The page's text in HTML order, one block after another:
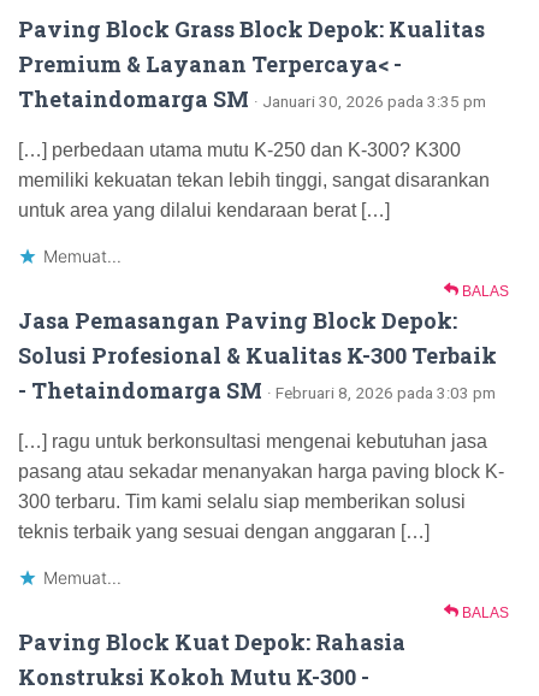
Paving Block Grass Block Depok: Kualitas
Premium & Layanan Terpercaya< -
Thetaindomarga SM · Januari 30, 2026 pada 3:35 pm
[…] perbedaan utama mutu K-250 dan K-300? K300
memiliki kekuatan tekan lebih tinggi, sangat disarankan
untuk area yang dilalui kendaraan berat […]
Memuat...
BALAS
Jasa Pemasangan Paving Block Depok:
Solusi Profesional & Kualitas K-300 Terbaik
- Thetaindomarga SM · Februari 8, 2026 pada 3:03 pm
[…] ragu untuk berkonsultasi mengenai kebutuhan jasa
pasang atau sekadar menanyakan harga paving block K-
300 terbaru. Tim kami selalu siap memberikan solusi
teknis terbaik yang sesuai dengan anggaran […]
Memuat...
BALAS
Paving Block Kuat Depok: Rahasia
Konstruksi Kokoh Mutu K-300 -